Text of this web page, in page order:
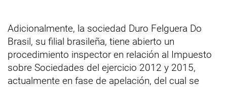
Adicionalmente, la sociedad Duro Felguera Do
Brasil, su filial brasileña, tiene abierto un
procedimiento inspector en relación al Impuesto
sobre Sociedades del ejercicio 2012 y 2015,
actualmente en fase de apelación, del cual se